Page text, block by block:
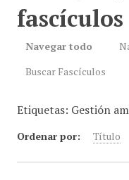
Navegar todo
Buscar Fascículos
Etiquetas: Gestión
Ordenar por: Título